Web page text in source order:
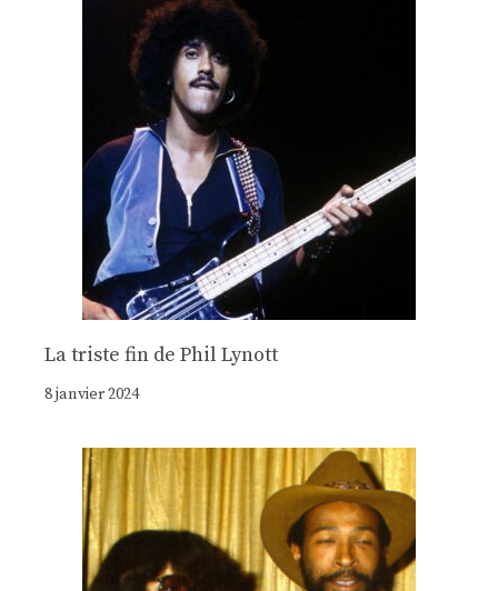
La triste fin de Phil Lynott
8 janvier 2024